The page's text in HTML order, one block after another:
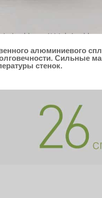
алюминиевого
Сильные
стенок.